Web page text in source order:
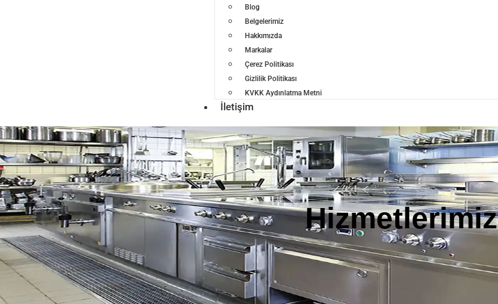
Blog
Belgelerimiz
Hakkımızda
Markalar
Çerez Politikası
Gizlilik Politikası
KVKK Aydınlatma Metni
İletişim
Hizmetlerimiz